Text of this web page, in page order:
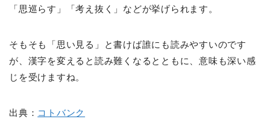
「思巡らす」「考え抜く」などが挙げられます。
そもそも「思い見る」と書けば誰にも読みやすいのです
が、漢字を変えると読み難くなるとともに、意味も深い感
じを受けますね。
出典： コトバンク